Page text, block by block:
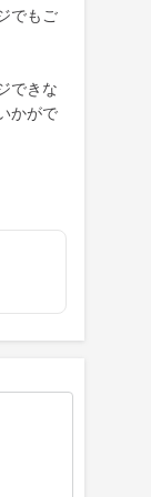
でもご
できな
かがで